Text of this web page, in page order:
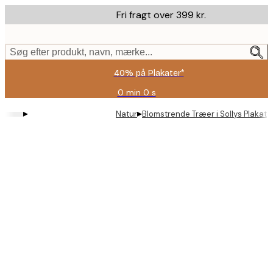
to
content.
Fri fragt over 399 kr.
Søg efter produkt, navn, mærke...
40% på Plakater*
0 min 0 s
Gyldig
indtil:
2026-
▸ Natur▸Blomstrende Træer i Sollys Plakat